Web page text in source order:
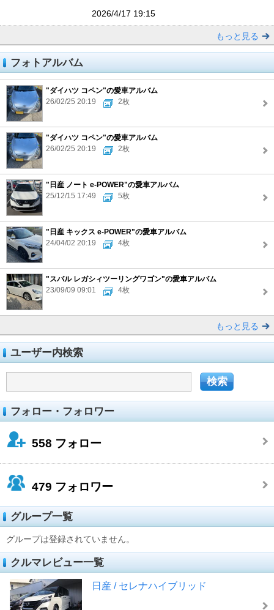
2026/4/17 19:15
もっと見る
フォトアルバム
"ダイハツ コペン"の愛車アルバム
26/02/25 20:19
2枚
"ダイハツ コペン"の愛車アルバム
26/02/25 20:19
2枚
"日産 ノート e-POWER"の愛車アルバム
25/12/15 17:49
5枚
"日産 キックス e-POWER"の愛車アルバム
24/04/02 20:19
4枚
"スバル レガシィツーリングワゴン"の愛車アルバム
23/09/09 09:01
4枚
もっと見る
ユーザー内検索
フォロー・フォロワー
558 フォロー
479 フォロワー
グループ一覧
グループは登録されていません。
クルマレビュー一覧
日産 / セレナハイブリッド